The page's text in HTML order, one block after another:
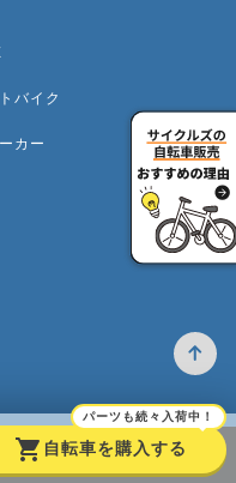
shopping_cart
パーツも続々入荷中！
自転車を購入する
バイク
カー
高価買取のワケ